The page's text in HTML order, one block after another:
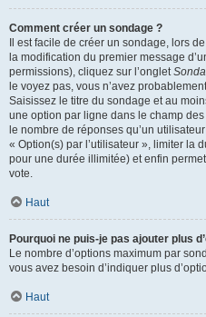
Comment créer un sondage ?
Il est facile de créer un sondage, lors
la modification du premier message
permissions), cliquez sur l’onglet
le voyez pas, vous n’avez
Saisissez le titre du sondage et au
une option par ligne dans le champ
le nombre de réponses qu’un
« Option(s) par l’utilisateur », limiter la
pour une durée illimitée) et enfin
vote.
Haut
Pourquoi ne puis-je pas ajouter plus
Le nombre d’options maximum par
vous avez besoin d’indiquer plus
Haut